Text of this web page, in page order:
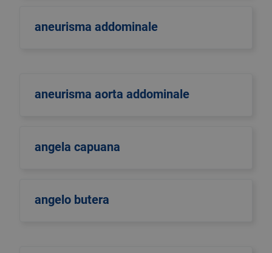
aneurisma addominale
aneurisma aorta addominale
angela capuana
angelo butera